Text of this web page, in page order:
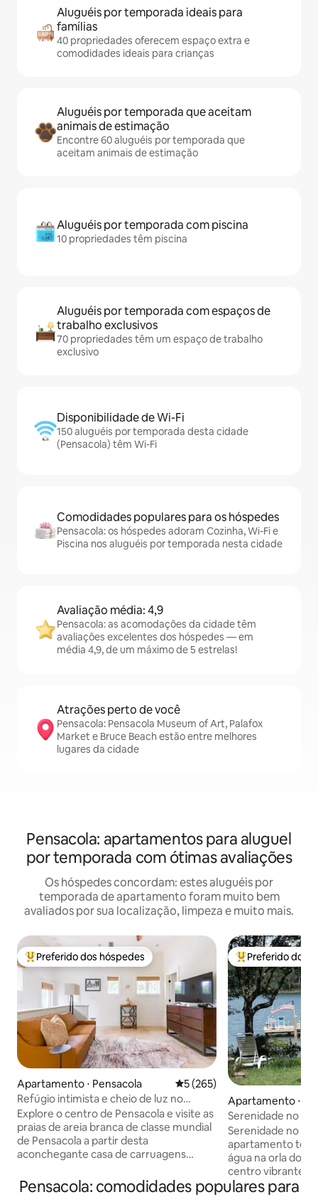
Aluguéis por temporada ideais para
famílias
40 propriedades oferecem espaço extra e
comodidades ideais para crianças
Aluguéis por temporada que aceitam
animais de estimação
Encontre 60 aluguéis por temporada que
aceitam animais de estimação
Aluguéis por temporada com piscina
10 propriedades têm piscina
Aluguéis por temporada com espaços de
trabalho exclusivos
70 propriedades têm um espaço de trabalho
exclusivo
Disponibilidade de Wi-Fi
150 aluguéis por temporada desta cidade
(Pensacola) têm Wi-Fi
Comodidades populares para os hóspedes
Pensacola: os hóspedes adoram Cozinha, Wi-Fi e
Piscina nos aluguéis por temporada nesta cidade
Avaliação média: 4,9
Pensacola: as acomodações da cidade têm
avaliações excelentes dos hóspedes — em
média 4,9, de um máximo de 5 estrelas!
Atrações perto de você
Pensacola: Pensacola Museum of Art, Palafox
Market e Bruce Beach estão entre melhores
lugares da cidade
Pensacola: apartamentos para aluguel
por temporada com ótimas avaliações
Os hóspedes concordam: estes aluguéis por
temporada de apartamento foram muito bem
avaliados por sua localização, limpeza e muito mais.
Entre os melhores preferidos dos hóspedes
Preferido dos hóspedes
Apartamento ⋅ Pensacola 5 de uma avaliação média de
5 (265)
Refúgio intimista e cheio de luz no
centro da cidade
Explore o centro de Pensacola e visite as
praias de areia branca de classe mundial
de Pensacola a partir desta
aconchegante casa de carruagens
restaurantes, lojas, museus e vida
Entre os
Preferido dos
Apartamento ⋅
Serenidade no
espaço fabulosos
Serenidade no Bayou Um
apartamento
água na orla do
centro vibrante e
minutos. Sala de
Pensacola: comodidades populares para